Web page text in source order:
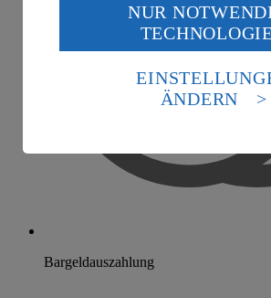
Bargeldauszahlung
Wenn du auf „Aktivieren“ klickst,
des Art. 49 Abs. 1 Satz 1 lit. a) DSGVO
Daten in den USA verarbeitet werden.
die USA als Land mit einem nach
Standards nicht angemessenen
Es besteht das Risiko eines Zugriffs
Informationen zum Herausgeber der
Impressum
NUR
ÄNDERN